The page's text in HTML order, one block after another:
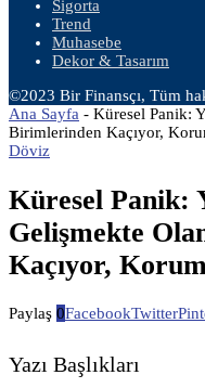
Sigorta
Trend
Muhasebe
Dekor & Tasarım
©2023 Bir Finansçı, Tüm
Ana Sayfa - Küresel Panik:
Birimlerinden Kaçıyor,
Döviz
Küresel Panik:
Gelişmekte
Kaçıyor,
Paylaş 0FacebookTwitter
Yazı Başlıkları